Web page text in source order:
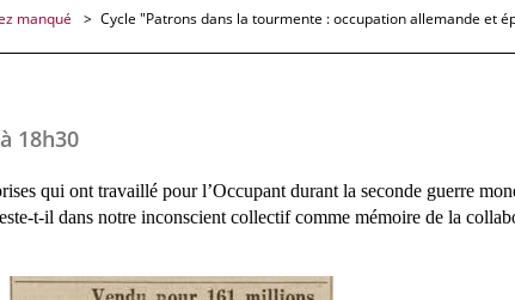
manqué Cycle "Patrons dans la tourmente : occupation allemande et
18h30
qui ont travaillé pour l’Occupant durant la seconde guerre
t-il dans notre inconscient collectif comme mémoire de la